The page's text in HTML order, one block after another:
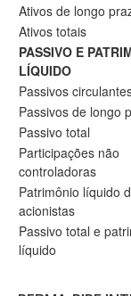
Ativos de longo
Ativos totais
PASSIVO E
LÍQUIDO
Passivos
Passivos de longo
Passivo total
Participações não
controladoras
Patrimônio líquido
acionistas
Passivo total e
líquido